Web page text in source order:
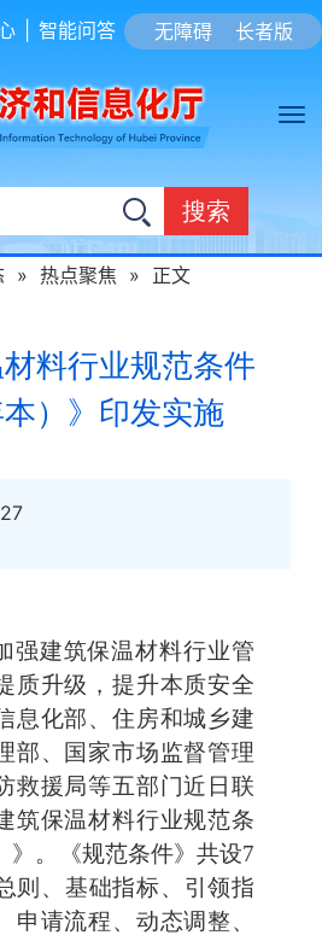
无障碍 长者版
智能问答
搜索
» 热点聚焦 » 正文
材料行业规范条件
本）》印发实施
强建筑保温材料行业管
质升级，提升本质安全
息化部、住房和城乡建
部、国家市场监督管理
救援局等五部门近日联
筑保温材料行业规范条
》。《规范条件》共设7
则、基础指标、引领指
申请流程、动态调整、